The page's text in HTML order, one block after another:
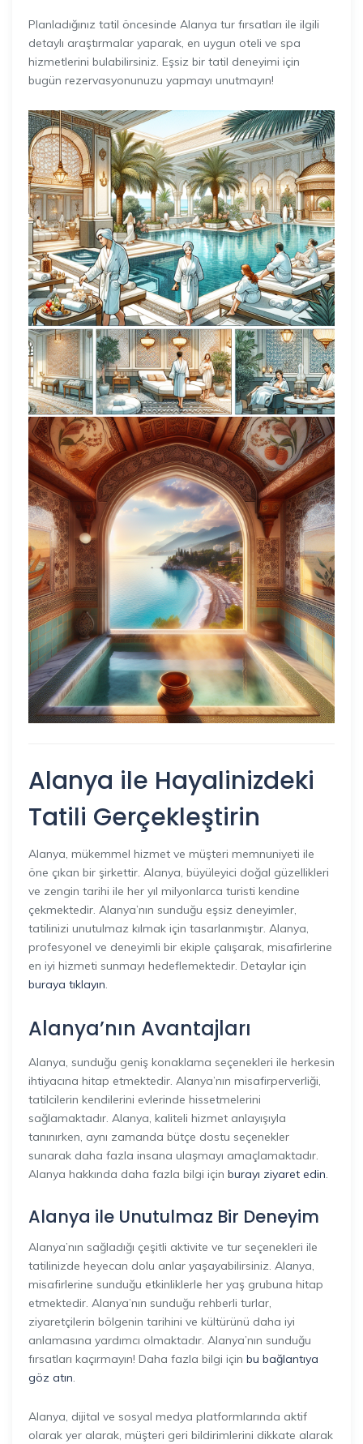
Planladığınız tatil öncesinde Alanya tur fırsatları ile ilgili
detaylı araştırmalar yaparak, en uygun oteli ve spa
hizmetlerini bulabilirsiniz. Eşsiz bir tatil deneyimi için
bugün rezervasyonunuzu yapmayı unutmayın!
Alanya ile Hayalinizdeki
Tatili Gerçekleştirin
Alanya, mükemmel hizmet ve müşteri memnuniyeti ile
öne çıkan bir şirkettir. Alanya, büyüleyici doğal güzellikleri
ve zengin tarihi ile her yıl milyonlarca turisti kendine
çekmektedir. Alanya’nın sunduğu eşsiz deneyimler,
tatilinizi unutulmaz kılmak için tasarlanmıştır. Alanya,
profesyonel ve deneyimli bir ekiple çalışarak, misafirlerine
en iyi hizmeti sunmayı hedeflemektedir. Detaylar için
buraya tıklayın.
Alanya’nın Avantajları
Alanya, sunduğu geniş konaklama seçenekleri ile herkesin
ihtiyacına hitap etmektedir. Alanya’nın misafirperverliği,
tatilcilerin kendilerini evlerinde hissetmelerini
sağlamaktadır. Alanya, kaliteli hizmet anlayışıyla
tanınırken, aynı zamanda bütçe dostu seçenekler
sunarak daha fazla insana ulaşmayı amaçlamaktadır.
Alanya hakkında daha fazla bilgi için burayı ziyaret edin.
Alanya ile Unutulmaz Bir Deneyim
Alanya’nın sağladığı çeşitli aktivite ve tur seçenekleri ile
tatilinizde heyecan dolu anlar yaşayabilirsiniz. Alanya,
misafirlerine sunduğu etkinliklerle her yaş grubuna hitap
etmektedir. Alanya’nın sunduğu rehberli turlar,
ziyaretçilerin bölgenin tarihini ve kültürünü daha iyi
anlamasına yardımcı olmaktadır. Alanya’nın sunduğu
fırsatları kaçırmayın! Daha fazla bilgi için bu bağlantıya
göz atın.
Alanya, dijital ve sosyal medya platformlarında aktif
olarak yer alarak, müşteri geri bildirimlerini dikkate alarak